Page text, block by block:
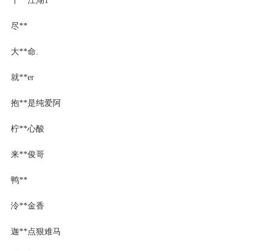
尽**
大**命.
就**er
抱**是纯爱阿
柠**心酸
来**俊哥
鸭**
泠**金香
迦**点狠难马